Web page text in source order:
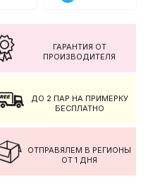
ГАРАНТИЯ ОТ
ПРОИЗВОДИТЕЛЯ
ДО 2 ПАР НА ПРИМЕРКУ
БЕСПЛАТНО
ОТПРАВЯЛЕМ В РЕГИОНЫ
ОТ 1 ДНЯ